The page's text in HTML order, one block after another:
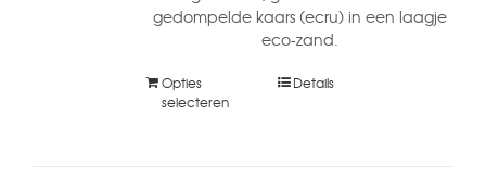
gedompelde kaars (ecru) in een laagje
eco-zand.
Opties
selecteren
Details